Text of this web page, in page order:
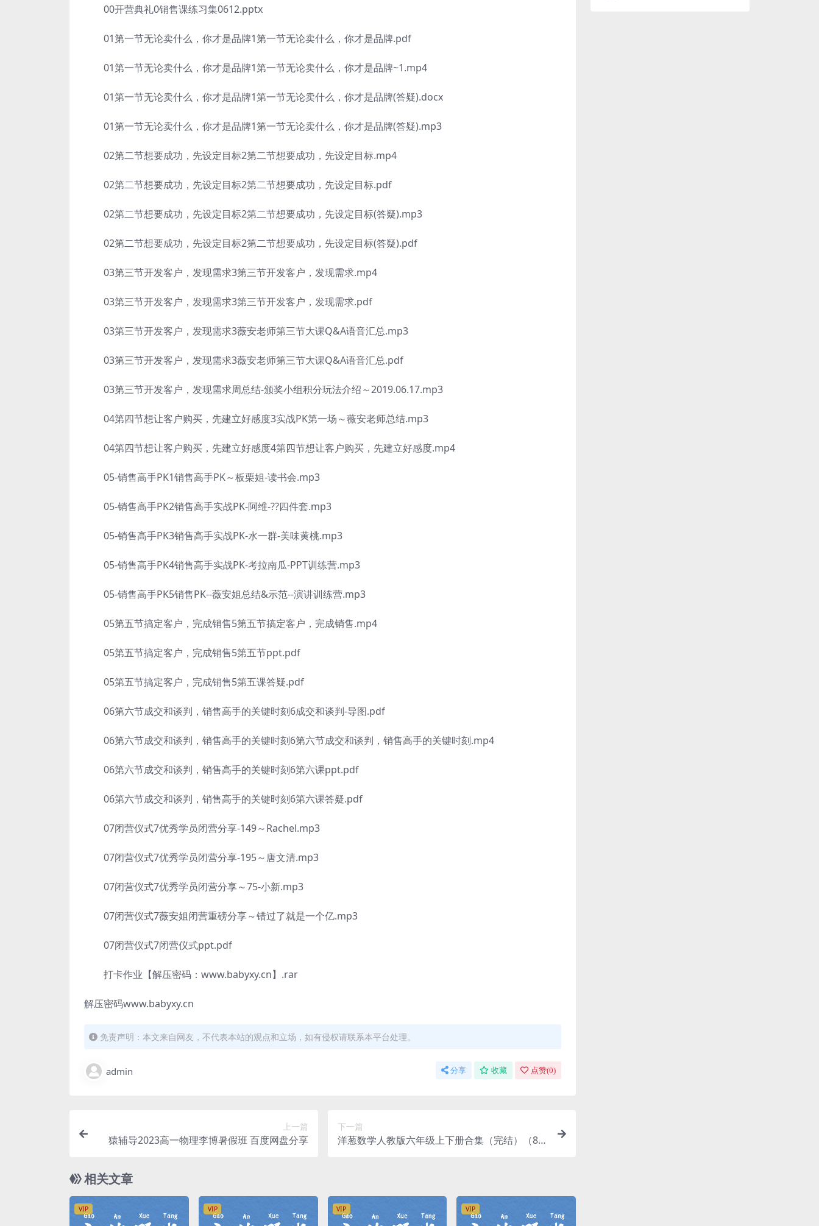
00开营典礼0销售课练习集0612.pptx
01第一节无论卖什么，你才是品牌1第一节无论卖什么，你才是品牌.pdf
01第一节无论卖什么，你才是品牌1第一节无论卖什么，你才是品牌~1.mp4
01第一节无论卖什么，你才是品牌1第一节无论卖什么，你才是品牌(答疑).docx
01第一节无论卖什么，你才是品牌1第一节无论卖什么，你才是品牌(答疑).mp3
02第二节想要成功，先设定目标2第二节想要成功，先设定目标.mp4
02第二节想要成功，先设定目标2第二节想要成功，先设定目标.pdf
02第二节想要成功，先设定目标2第二节想要成功，先设定目标(答疑).mp3
02第二节想要成功，先设定目标2第二节想要成功，先设定目标(答疑).pdf
03第三节开发客户，发现需求3第三节开发客户，发现需求.mp4
03第三节开发客户，发现需求3第三节开发客户，发现需求.pdf
03第三节开发客户，发现需求3薇安老师第三节大课Q&A语音汇总.mp3
03第三节开发客户，发现需求3薇安老师第三节大课Q&A语音汇总.pdf
03第三节开发客户，发现需求周总结-颁奖小组积分玩法介绍～2019.06.17.mp3
04第四节想让客户购买，先建立好感度3实战PK第一场～薇安老师总结.mp3
04第四节想让客户购买，先建立好感度4第四节想让客户购买，先建立好感度.mp4
05-销售高手PK1销售高手PK～板栗姐-读书会.mp3
05-销售高手PK2销售高手实战PK-阿维-??四件套.mp3
05-销售高手PK3销售高手实战PK-水一群-美味黄桃.mp3
05-销售高手PK4销售高手实战PK-考拉南瓜-PPT训练营.mp3
05-销售高手PK5销售PK--薇安姐总结&示范--演讲训练营.mp3
05第五节搞定客户，完成销售5第五节搞定客户，完成销售.mp4
05第五节搞定客户，完成销售5第五节ppt.pdf
05第五节搞定客户，完成销售5第五课答疑.pdf
06第六节成交和谈判，销售高手的关键时刻6成交和谈判-导图.pdf
06第六节成交和谈判，销售高手的关键时刻6第六节成交和谈判，销售高手的关键时刻.mp4
06第六节成交和谈判，销售高手的关键时刻6第六课ppt.pdf
06第六节成交和谈判，销售高手的关键时刻6第六课答疑.pdf
07闭营仪式7优秀学员闭营分享-149～Rachel.mp3
07闭营仪式7优秀学员闭营分享-195～唐文清.mp3
07闭营仪式7优秀学员闭营分享～75-小新.mp3
07闭营仪式7薇安姐闭营重磅分享～错过了就是一个亿.mp3
07闭营仪式7闭营仪式ppt.pdf
打卡作业【解压密码：www.babyxy.cn】.rar
解压密码www.babyxy.cn
免责声明：本文来自网友，不代表本站的观点和立场，如有侵权请联系本平台处理。
admin 分享 收藏 点赞(0)
上一篇
猿辅导2023高一物理李博暑假班 百度网盘分享
下一篇
洋葱数学人教版六年级上下册合集（完结）（82
相关文章
VIP VIP VIP VIP